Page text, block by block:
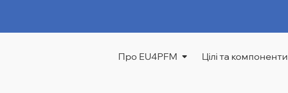
Про EU4PFM Цілі та компоненти